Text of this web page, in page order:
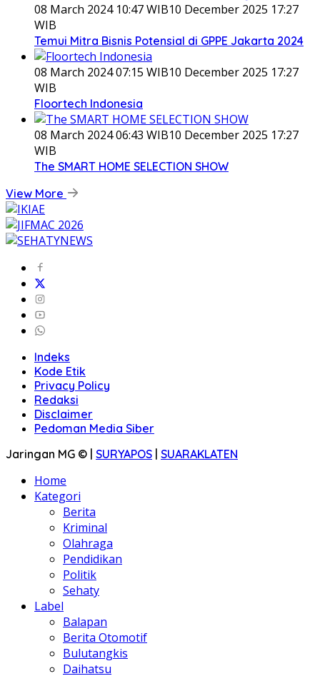
08 March 2024 10:47 WIB10 December 2025 17:27
WIB
Temui Mitra Bisnis Potensial di GPPE Jakarta 2024
08 March 2024 07:15 WIB10 December 2025 17:27
WIB
Floortech Indonesia
08 March 2024 06:43 WIB10 December 2025 17:27
WIB
The SMART HOME SELECTION SHOW
View More
Indeks
Kode Etik
Privacy Policy
Redaksi
Disclaimer
Pedoman Media Siber
Jaringan MG © | SURYAPOS | SUARAKLATEN
Home
Kategori
Berita
Kriminal
Olahraga
Pendidikan
Politik
Sehaty
Label
Balapan
Berita Otomotif
Bulutangkis
Daihatsu